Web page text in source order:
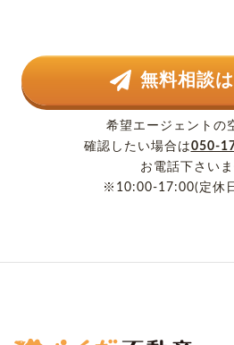
無料相談
希望エージェントの
確認したい場合は050-
お電話下さいま
※10:00-17:00(定休